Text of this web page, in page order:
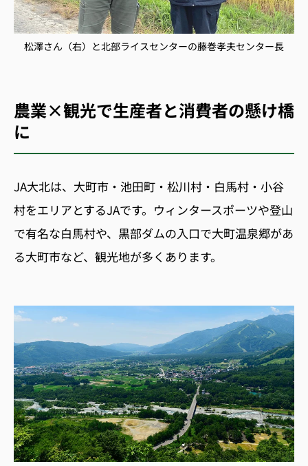
松澤さん（右）と北部ライスセンターの藤巻孝夫センター長
農業×観光で生産者と消費者の懸け橋
に
JA大北は、大町市・池田町・松川村・白馬村・小谷
村をエリアとするJAです。ウィンタースポーツや登山
で有名な白馬村や、黒部ダムの入口で大町温泉郷があ
る大町市など、観光地が多くあります。